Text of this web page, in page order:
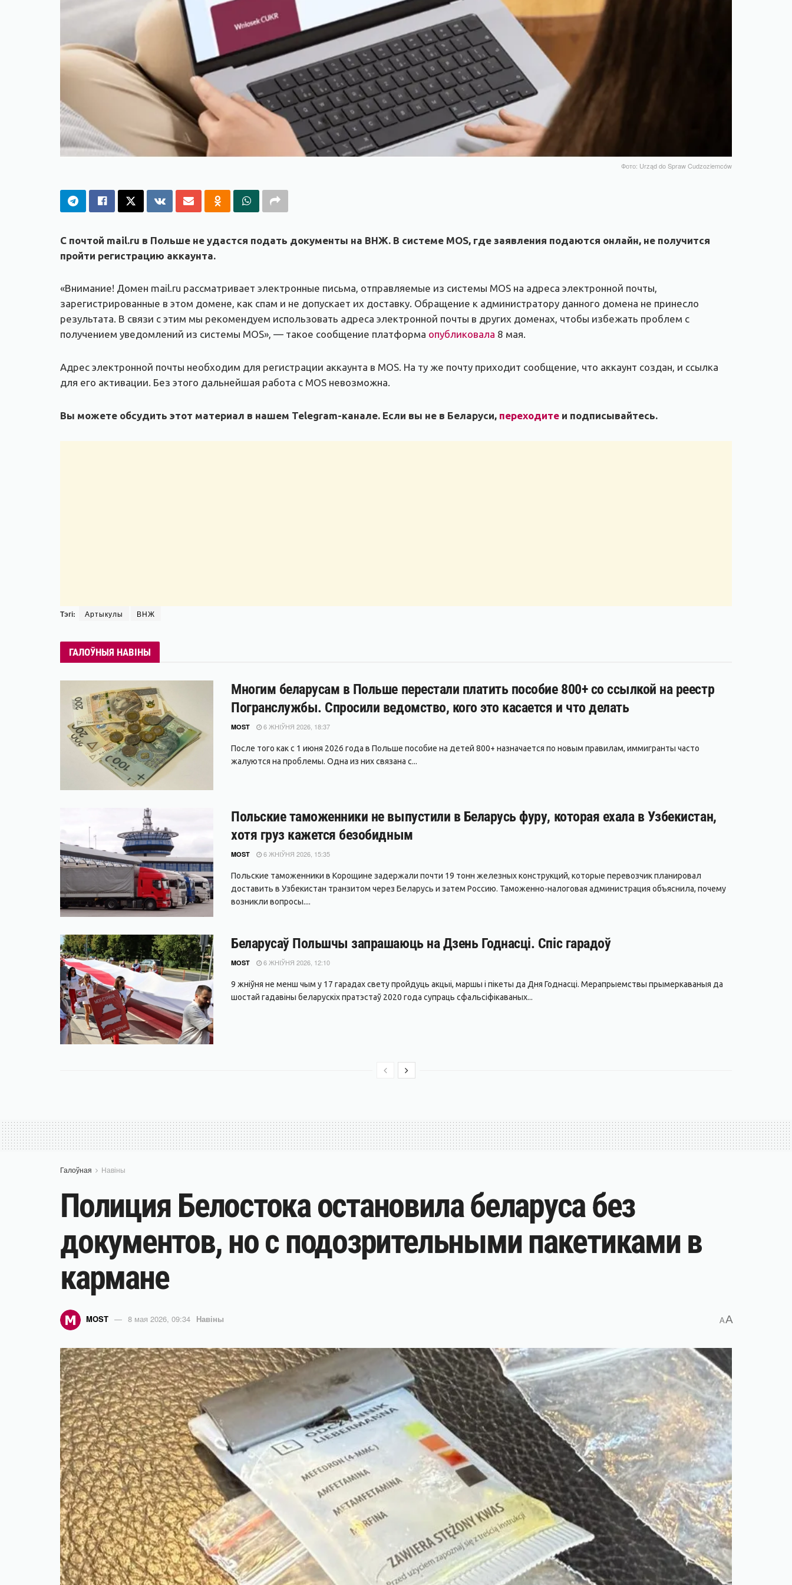
Фото: Urząd do Spraw Cudzoziemców
С почтой mail.ru в Польше не удастся подать документы на ВНЖ. В системе MOS, где заявления подаются онлайн, не получится
пройти регистрацию аккаунта.
«Внимание! Домен mail.ru рассматривает электронные письма, отправляемые из системы MOS на адреса электронной почты,
зарегистрированные в этом домене, как спам и не допускает их доставку. Обращение к администратору данного домена не принесло
результата. В связи с этим мы рекомендуем использовать адреса электронной почты в других доменах, чтобы избежать проблем с
получением уведомлений из системы MOS», — такое сообщение платформа опубликовала 8 мая.
Адрес электронной почты необходим для регистрации аккаунта в MOS. На ту же почту приходит сообщение, что аккаунт создан, и ссылка
для его активации. Без этого дальнейшая работа с MOS невозможна.
Вы можете обсудить этот материал в нашем Telegram-канале. Если вы не в Беларуси, переходите и подписывайтесь.
Тэгі: Артыкулы ВНЖ
ГАЛОЎНЫЯ НАВІНЫ
Многим беларусам в Польше перестали платить пособие 800+ со ссылкой на реестр
Погранслужбы. Спросили ведомство, кого это касается и что делать
MOST 6 ЖНІЎНЯ 2026, 18:37
После того как с 1 июня 2026 года в Польше пособие на детей 800+ назначается по новым правилам, иммигранты часто
жалуются на проблемы. Одна из них связана с...
Польские таможенники не выпустили в Беларусь фуру, которая ехала в Узбекистан,
хотя груз кажется безобидным
MOST 6 ЖНІЎНЯ 2026, 15:35
Польские таможенники в Корощине задержали почти 19 тонн железных конструкций, которые перевозчик планировал
доставить в Узбекистан транзитом через Беларусь и затем Россию. Таможенно-налоговая администрация объяснила, почему
возникли вопросы....
Беларусаў Польшчы запрашаюць на Дзень Годнасці. Спіс гарадоў
MOST 6 ЖНІЎНЯ 2026, 12:10
9 жніўня не менш чым у 17 гарадах свету пройдуць акцыі, маршы і пікеты да Дня Годнасці. Мерапрыемствы прымеркаваныя да
шостай гадавіны беларускіх пратэстаў 2020 года супраць сфальсіфікаваных...
Галоўная Навіны
Полиция Белостока остановила беларуса без
документов, но с подозрительными пакетиками в
кармане
MOST 8 мая 2026, 09:34 Навіны AA